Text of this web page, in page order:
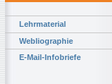
Lehrmaterial
Webliographie
E-Mail-Infobriefe